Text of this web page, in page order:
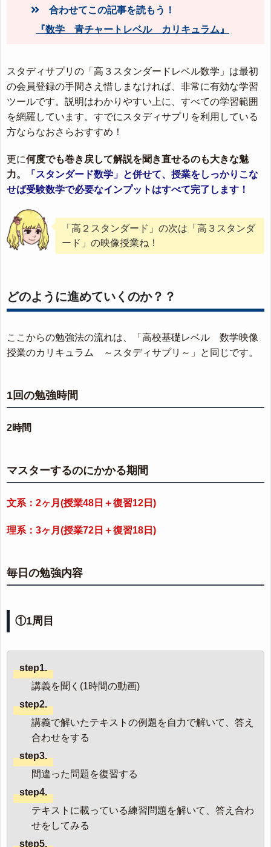
合わせてこの記事を読もう！
『数学 青チャートレベル カリキュラム』
スタディサプリの「高３スタンダードレベル数学」は最初
の会員登録の手間さえ惜しまなければ、非常に有効な学習
ツールです。説明はわかりやすい上に、すべての学習範囲
を網羅しています。すでにスタディサプリを利用している
方ならなおさらおすすめ！
更に何度でも巻き戻して解説を聞き直せるのも大きな魅
力。
「スタンダード数学」と併せて、授業をしっかりこな
せば受験数学で必要なインプットはすべて完了します！
「高２スタンダード」の次は「高３スタンダ
ード」の映像授業ね！
どのように進めていくのか？？
ここからの勉強法の流れは、「高校基礎レベル 数学映像
授業のカリキュラム ～スタディサプリ～」と同じです。
1回の勉強時間
2時間
マスターするのにかかる期間
文系：2ヶ月(授業48日＋復習12日)
理系：3ヶ月(授業72日＋復習18日)
毎日の勉強内容
①1周目
step1.
講義を聞く(1時間の動画)
step2.
講義で解いたテキストの例題を自力で解いて、答え
合わせをする
step3.
間違った問題を復習する
step4.
テキストに載っている練習問題を解いて、答え合わ
せをしてみる
step5.